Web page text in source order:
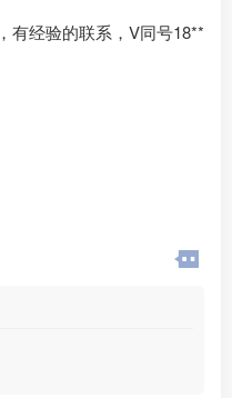
有经验的联系，V同号18**